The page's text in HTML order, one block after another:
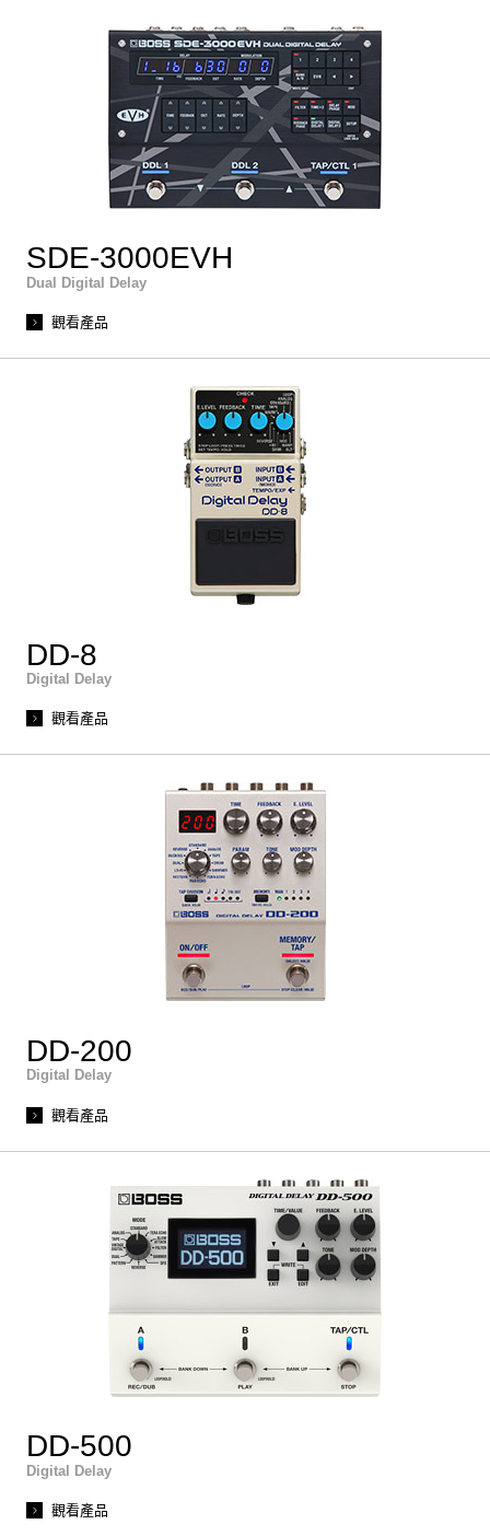
SDE-3000EVH
Dual Digital Delay
觀看產品
DD-8
Digital Delay
觀看產品
DD-200
Digital Delay
觀看產品
DD-500
Digital Delay
觀看產品